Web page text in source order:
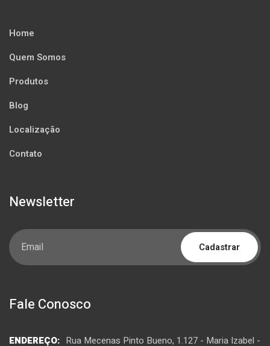
Home
Quem Somos
Produtos
Blog
Localização
Contato
Newsletter
Cadastrar
Fale Conosco
ENDEREÇO: Rua Mecenas Pinto Bueno, 1.127 - Maria Izabel -